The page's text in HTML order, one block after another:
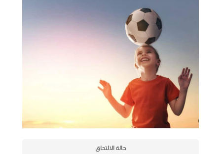
حالة الالتحاق